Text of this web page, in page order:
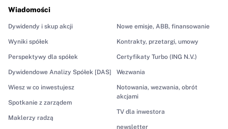
Wiadomości
Dywidendy i skup akcji
Wyniki spółek
Perspektywy dla spółek
Dywidendowe Analizy Spółek [DAS]
Wiesz w co inwestujesz
Spotkanie z zarządem
Maklerzy radzą
Nowe emisje, ABB, finansowanie
Kontrakty, przetargi, umowy
Certyfikaty Turbo (ING N.V.)
Wezwania
Notowania, wezwania, obrót
akcjami
TV dla inwestora
newsletter